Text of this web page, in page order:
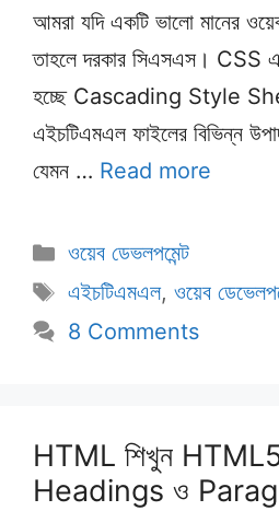
আমরা যদি একটি ভালো মানের
তাহলে দরকার সিএসএস। CSS
হচ্ছে Cascading Style
এইচটিএমএল ফাইলের বিভিন্ন
যেমন … Read more
Categories
ওয়েব ডেভলপমেন্ট
Tags
এইচটিএমএল, ওয়েব
8 Comments
HTML শিখুন
Headings ও